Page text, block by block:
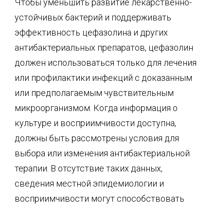
Чтобы уменьшить развитие лекарственно-
устойчивых бактерий и поддерживать
эффективность цефазолина и других
антибактериальных препаратов, цефазолин
должен использоваться только для лечения
или профилактики инфекций с доказанным
или предполагаемым чувствительным
микроорганизмом. Когда информация о
культуре и восприимчивости доступна,
должны быть рассмотрены условия для
выбора или изменения антибактериальной
терапии. В отсутствие таких данных,
сведения местной эпидемиологии и
восприимчивости могут способствовать